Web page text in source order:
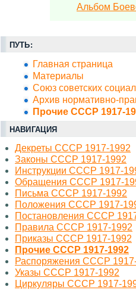
Альбом
ПУТЬ:
Главная страница
Материалы
Союз советских
Архив нормативно-
Прочие СССР 1917-
НАВИГАЦИЯ
Декреты СССР 1917-1992
Законы СССР 1917-1992
Инструкции СССР 1917-
Обращения СССР 1917-
Письма СССР 1917-1992
Положения СССР 1917-
Постановления СССР
Правила СССР 1917-1992
Приказы СССР 1917-1992
Прочие СССР 1917-1992
Распоряжения СССР
Указы СССР 1917-1992
Циркуляры СССР 1917-